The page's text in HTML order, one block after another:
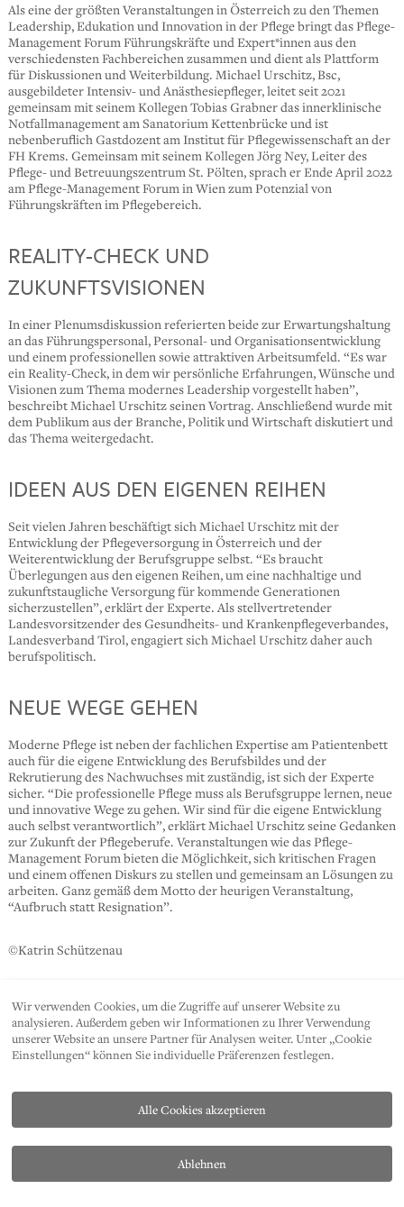
Als eine der größten Veranstaltungen in Österreich zu den Themen
Leadership, Edukation und Innovation in der Pflege bringt das Pflege-
Management Forum Führungskräfte und Expert*innen aus den
verschiedensten Fachbereichen zusammen und dient als Plattform
für Diskussionen und Weiterbildung. Michael Urschitz, Bsc,
ausgebildeter Intensiv- und Anästhesiepfleger, leitet seit 2021
gemeinsam mit seinem Kollegen Tobias Grabner das innerklinische
Notfallmanagement am Sanatorium Kettenbrücke und ist
nebenberuflich Gastdozent am Institut für Pflegewissenschaft an der
FH Krems. Gemeinsam mit seinem Kollegen Jörg Ney, Leiter des
Pflege- und Betreuungszentrum St. Pölten, sprach er Ende April 2022
am Pflege-Management Forum in Wien zum Potenzial von
Führungskräften im Pflegebereich.
REALITY-CHECK UND
ZUKUNFTSVISIONEN
In einer Plenumsdiskussion referierten beide zur Erwartungshaltung
an das Führungspersonal, Personal- und Organisationsentwicklung
und einem professionellen sowie attraktiven Arbeitsumfeld. “Es war
ein Reality-Check, in dem wir persönliche Erfahrungen, Wünsche und
Visionen zum Thema modernes Leadership vorgestellt haben”,
beschreibt Michael Urschitz seinen Vortrag. Anschließend wurde mit
dem Publikum aus der Branche, Politik und Wirtschaft diskutiert und
das Thema weitergedacht.
IDEEN AUS DEN EIGENEN REIHEN
Seit vielen Jahren beschäftigt sich Michael Urschitz mit der
Entwicklung der Pflegeversorgung in Österreich und der
Weiterentwicklung der Berufsgruppe selbst. “Es braucht
Überlegungen aus den eigenen Reihen, um eine nachhaltige und
zukunftstaugliche Versorgung für kommende Generationen
sicherzustellen”, erklärt der Experte. Als stellvertretender
Landesvorsitzender des Gesundheits- und Krankenpflegeverbandes,
Landesverband Tirol, engagiert sich Michael Urschitz daher auch
berufspolitisch.
NEUE WEGE GEHEN
Moderne Pflege ist neben der fachlichen Expertise am Patientenbett
auch für die eigene Entwicklung des Berufsbildes und der
Rekrutierung des Nachwuchses mit zuständig, ist sich der Experte
sicher. “Die professionelle Pflege muss als Berufsgruppe lernen, neue
und innovative Wege zu gehen. Wir sind für die eigene Entwicklung
auch selbst verantwortlich”, erklärt Michael Urschitz seine Gedanken
zur Zukunft der Pflegeberufe. Veranstaltungen wie das Pflege-
Management Forum bieten die Möglichkeit, sich kritischen Fragen
und einem offenen Diskurs zu stellen und gemeinsam an Lösungen zu
arbeiten. Ganz gemäß dem Motto der heurigen Veranstaltung,
“Aufbruch statt Resignation”.
©Katrin Schützenau
KONTAKT DATENSCHUTZ
IMPRESSUM
Wir verwenden Cookies, um die Zugriffe auf unserer Website zu
analysieren. Außerdem geben wir Informationen zu Ihrer Verwendung
unserer Website an unsere Partner für Analysen weiter. Unter „Cookie
Einstellungen“ können Sie individuelle Präferenzen festlegen.
Ablehnen
Alle Cookies akzeptieren